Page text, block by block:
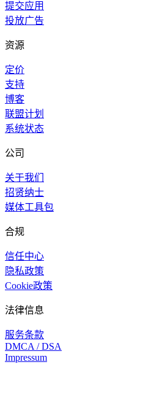
提交应用
投放广告
资源
定价
支持
博客
联盟计划
系统状态
公司
关于我们
招贤纳士
媒体工具包
合规
信任中心
隐私政策
Cookie政策
法律信息
服务条款
DMCA / DSA
Impressum